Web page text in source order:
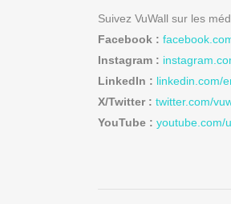
Suivez VuWall sur les
Facebook :
Instagram :
LinkedIn : linkedin.com/
X/Twitter : twitter.com/
YouTube : youtube.com/